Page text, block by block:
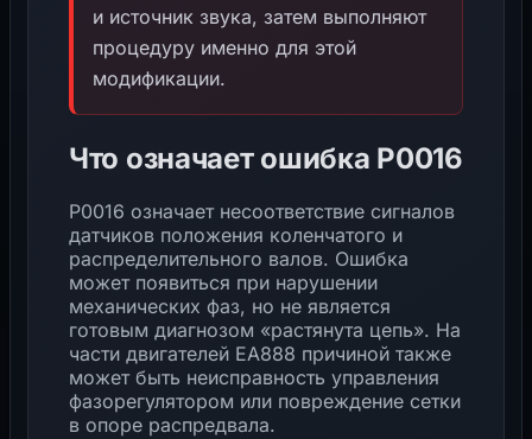
и источник звука, затем выполняют
процедуру именно для этой
модификации.
Что означает ошибка P0016
P0016 означает несоответствие сигналов
датчиков положения коленчатого и
распределительного валов. Ошибка
может появиться при нарушении
механических фаз, но не является
готовым диагнозом «растянута цепь». На
части двигателей EA888 причиной также
может быть неисправность управления
фазорегулятором или повреждение сетки
в опоре распредвала.